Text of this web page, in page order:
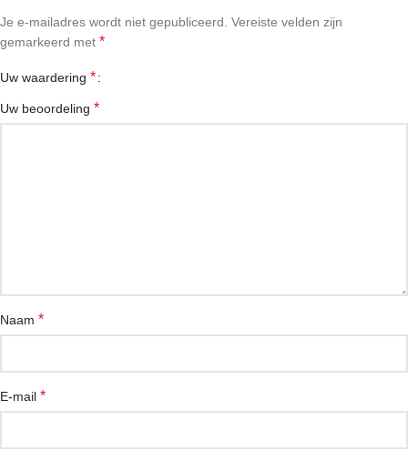
Je e-mailadres wordt niet gepubliceerd. Vereiste velden zijn
gemarkeerd met *
Uw waardering *
Uw beoordeling *
Naam *
E-mail *